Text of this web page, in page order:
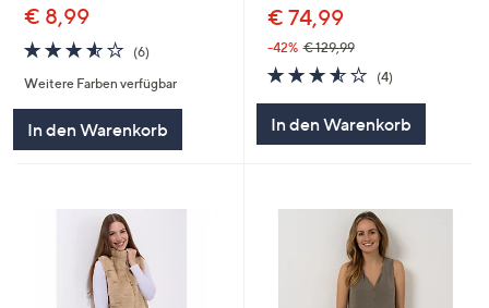
€ 8,99
3.5
von
5
(6)6
Weitere Farben verfügbar
In den Warenkorb
€ 74,99
-42% € 129,99
3.5
von
(4)4
In den Warenkorb